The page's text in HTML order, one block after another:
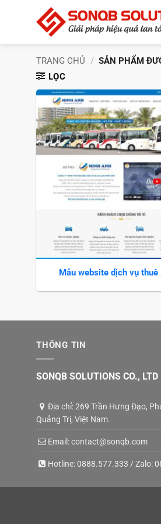
TRANG CHỦ / SẢN PHẨM
LỌC
Mẫu website dịch vụ thuê
THÔNG TIN
SONQB SOLUTIONS CO., LTD
Địa chỉ: 269 Trần Hưng Đạo,
Quảng Trị, Việt Nam.
Email:contact@sonqb.com
Hotline:0888.577.333 / Zalo: